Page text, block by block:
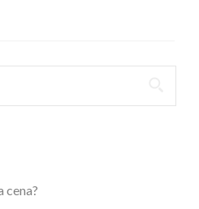
cena?